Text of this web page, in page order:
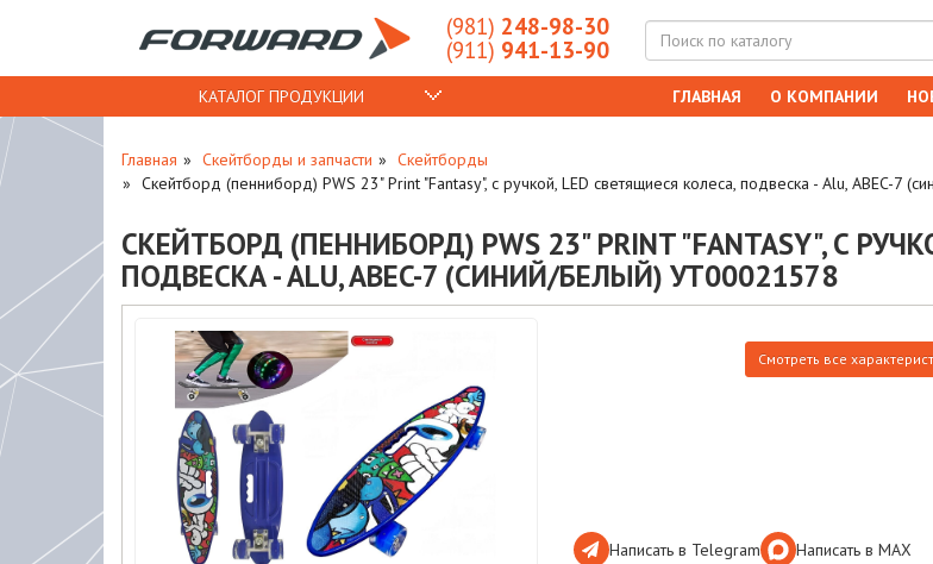
(981) 248-98-30
(911) 941-13-90
КАТАЛОГ ПРОДУКЦИИ ГЛАВНАЯ О КОМПАНИИ
Главная Скейтборды и запчасти
Скейтборды
Скейтборд (пенниборд) PWS 23" Print "Fantasy", с ручкой, LED светящиеся колеса, подвеска - Alu, ABEC-7
СКЕЙТБОРД (ПЕННИБОРД) PWS 23" PRINT "FANTASY", С
ПОДВЕСКА - ALU, ABEC-7 (СИНИЙ/БЕЛЫЙ) УТ00021578
Смотреть все
Написать в Telegram Написать в МАХ